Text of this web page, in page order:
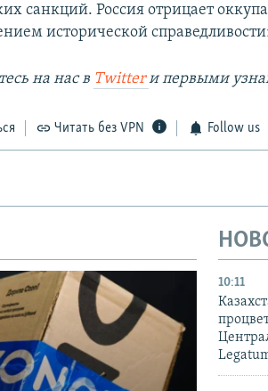
санкций. Россия отрицает
исторической
на наc в Twitterи первыми
Читать без VPN Follow us
10:11